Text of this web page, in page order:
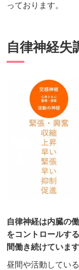
っております。
自律神経失
自律神経は内臓の
をコントロールす
間働き続けています
昼間や活動してい